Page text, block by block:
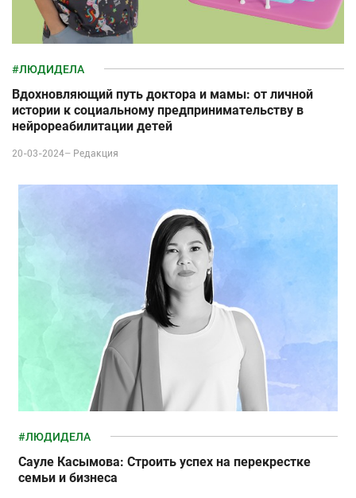
#ЛЮДИДЕЛА
Вдохновляющий путь доктора и мамы: от личной
истории к социальному предпринимательству в
нейрореабилитации детей
20-03-2024– Редакция
#ЛЮДИДЕЛА
Сауле Касымова: Строить успех на перекрестке
семьи и бизнеса